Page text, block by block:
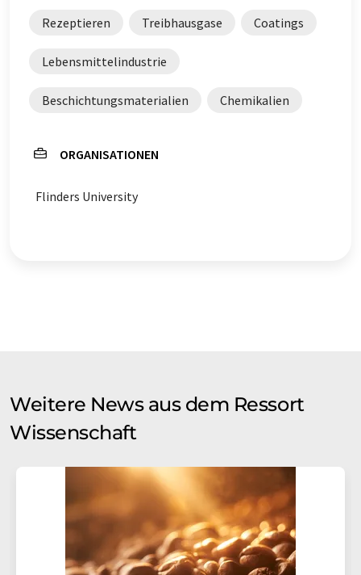
Rezeptieren Treibhausgase Coatings
Lebensmittelindustrie
Beschichtungsmaterialien Chemikalien
ORGANISATIONEN
Flinders University
Weitere News aus dem Ressort
Wissenschaft